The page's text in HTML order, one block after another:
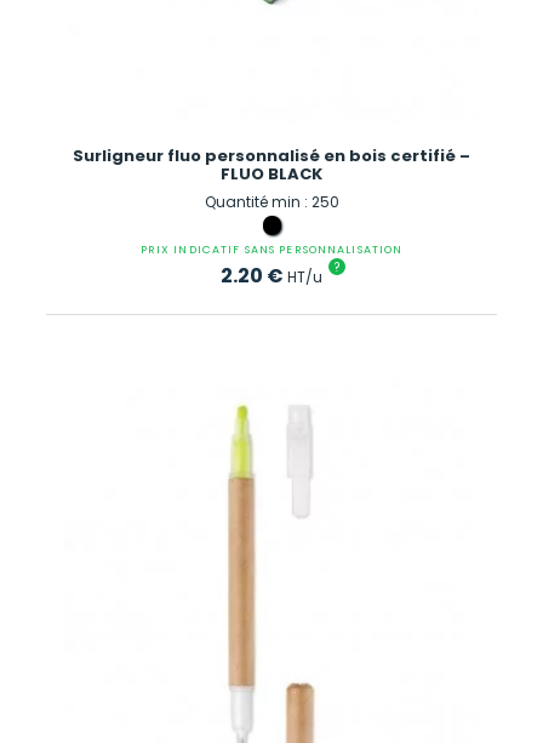
Surligneur fluo personnalisé en bois certifié –
FLUO BLACK
Quantité min : 250
PRIX INDICATIF SANS PERSONNALISATION
2.20 € HT/u ?